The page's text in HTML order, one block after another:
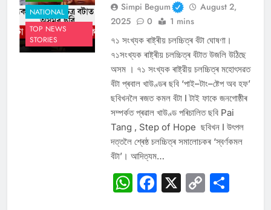
NATIONAL
TOP NEWS
STORIES
Simpi Begum
August 2,
2025
0 1 mins
৭১ সংখ্যক ৰাষ্ট্ৰীয় চলচ্চিত্ৰ বঁটা ঘোষণা।
৭১সংখ্যক ৰাষ্ট্ৰীয় চলচ্চিত্ৰ বঁটাত উজলি উঠিছে
অসম । ৭১ সংখ্যক ৰাষ্ট্রীয় চলচ্চিত্ৰ মহোৎসৱত
বঁটা প্ৰবাল খাউণ্ডৰ ছবি ‘পাই–টাং–ষ্টেপ অব হফ’
ছবিখনলৈ ৰজত কমল বঁটা I টাই ফাকে জনগোষ্ঠীৰ
সম্পৰ্কত প্ৰৱাল খাউণ্ড পৰিচালিত ছবি Pai
Tang , Step of Hope ছবিখন I উৎপল
দত্তলৈ শ্ৰেষ্ঠ চলচ্চিত্ৰ সমালোচকৰ ‘স্বৰ্ণকমল
বঁটা’। আদিত্যম…
WhatsApp
Facebook
X Copy